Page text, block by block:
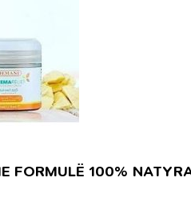
FORMULË 100%